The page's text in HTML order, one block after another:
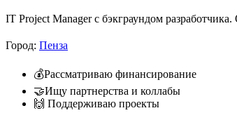
IT Project Manager с бэкграундом
Город: Пенза
💰Рассматриваю финансирование
🤝Ищу партнерства и коллабы
🙌 Поддерживаю проекты